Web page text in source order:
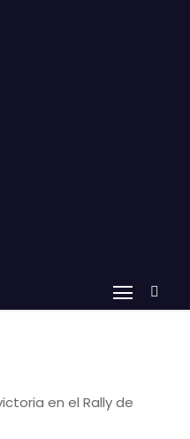
en el Rally de